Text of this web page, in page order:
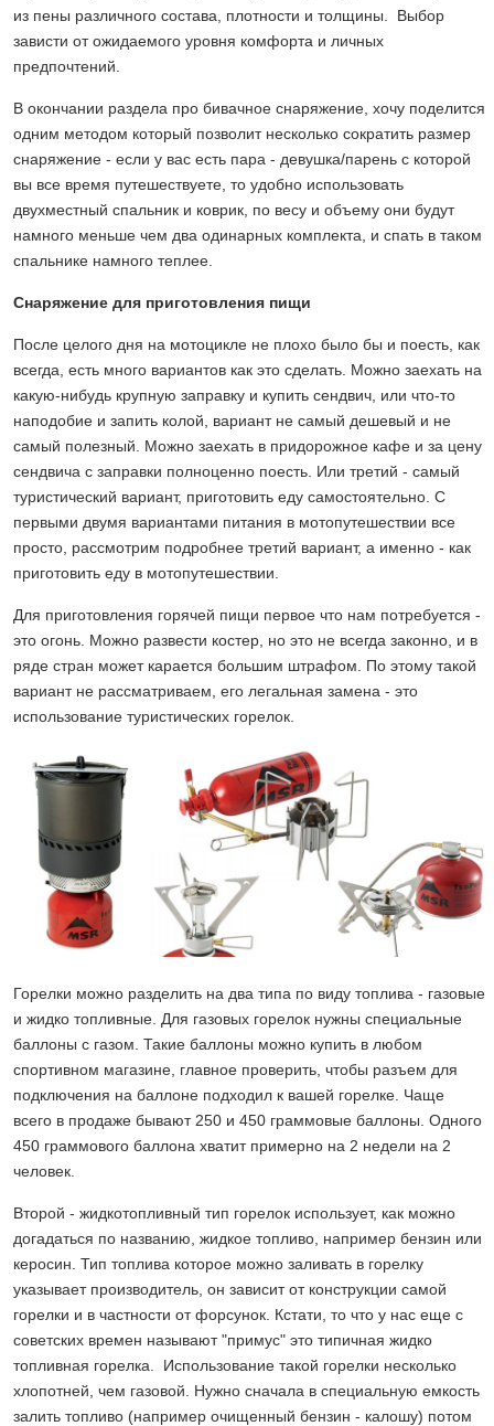
из пены различного состава, плотности и толщины. Выбор
зависти от ожидаемого уровня комфорта и личных
предпочтений.
В окончании раздела про бивачное снаряжение, хочу поделится
одним методом который позволит несколько сократить размер
снаряжение - если у вас есть пара - девушка/парень с которой
вы все время путешествуете, то удобно использовать
двухместный спальник и коврик, по весу и объему они будут
намного меньше чем два одинарных комплекта, и спать в таком
спальнике намного теплее.
Снаряжение для приготовления пищи
После целого дня на мотоцикле не плохо было бы и поесть, как
всегда, есть много вариантов как это сделать. Можно заехать на
какую-нибудь крупную заправку и купить сендвич, или что-то
наподобие и запить колой, вариант не самый дешевый и не
самый полезный. Можно заехать в придорожное кафе и за цену
сендвича с заправки полноценно поесть. Или третий - самый
туристический вариант, приготовить еду самостоятельно. С
первыми двумя вариантами питания в мотопутешествии все
просто, рассмотрим подробнее третий вариант, а именно - как
приготовить еду в мотопутешествии.
Для приготовления горячей пищи первое что нам потребуется -
это огонь. Можно развести костер, но это не всегда законно, и в
ряде стран может карается большим штрафом. По этому такой
вариант не рассматриваем, его легальная замена - это
использование туристических горелок.
Горелки можно разделить на два типа по виду топлива - газовые
и жидко топливные. Для газовых горелок нужны специальные
баллоны с газом. Такие баллоны можно купить в любом
спортивном магазине, главное проверить, чтобы разъем для
подключения на баллоне подходил к вашей горелке. Чаще
всего в продаже бывают 250 и 450 граммовые баллоны. Одного
450 граммового баллона хватит примерно на 2 недели на 2
человек.
Второй - жидкотопливный тип горелок использует, как можно
догадаться по названию, жидкое топливо, например бензин или
керосин. Тип топлива которое можно заливать в горелку
указывает производитель, он зависит от конструкции самой
горелки и в частности от форсунок. Кстати, то что у нас еще с
советских времен называют "примус" это типичная жидко
топливная горелка. Использование такой горелки несколько
хлопотней, чем газовой. Нужно сначала в специальную емкость
залить топливо (например очищенный бензин - калошу) потом